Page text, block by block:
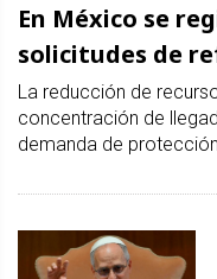
En México se
solicitudes de
La reducción de
concentración de
demanda de